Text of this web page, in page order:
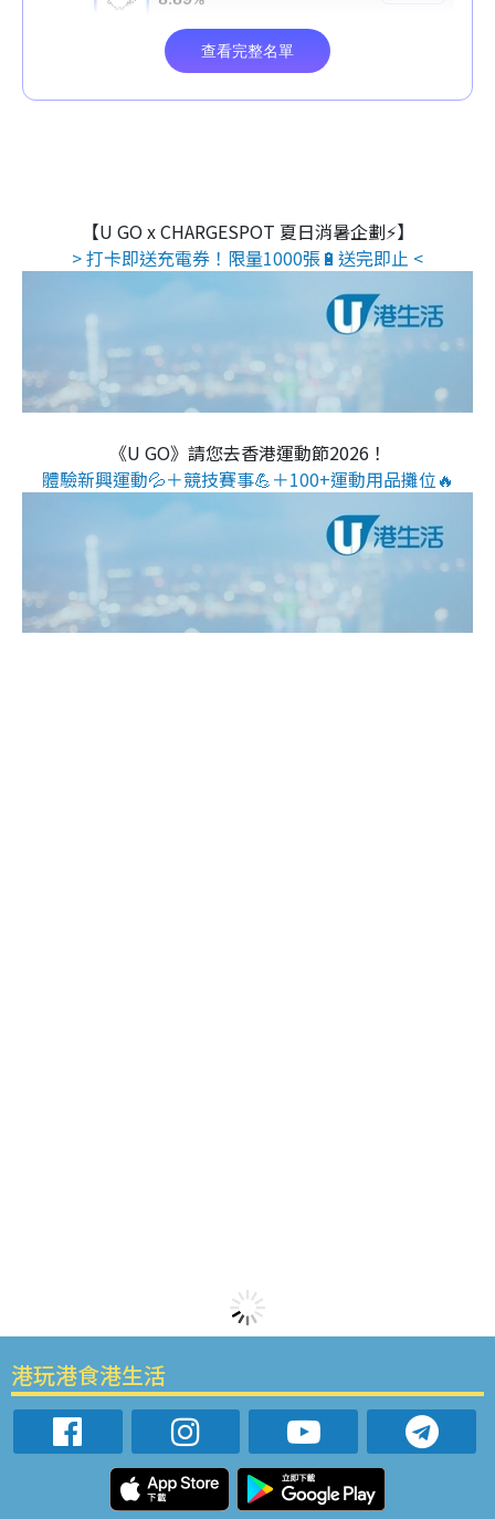
【U GO x CHARGESPOT 夏日消暑企劃⚡】
> 打卡即送充電券！限量1000張🔋送完即止 <
《U GO》請您去香港運動節2026！
體驗新興運動💦＋競技賽事💪＋100+運動用品攤位🔥
港玩港食港生活